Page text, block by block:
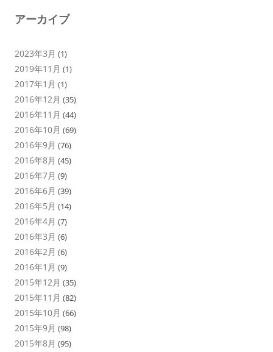
アーカイブ
2023年3月 (1)
2019年11月 (1)
2017年1月 (1)
2016年12月 (35)
2016年11月 (44)
2016年10月 (69)
2016年9月 (76)
2016年8月 (45)
2016年7月 (9)
2016年6月 (39)
2016年5月 (14)
2016年4月 (7)
2016年3月 (6)
2016年2月 (6)
2016年1月 (9)
2015年12月 (35)
2015年11月 (82)
2015年10月 (66)
2015年9月 (98)
2015年8月 (95)